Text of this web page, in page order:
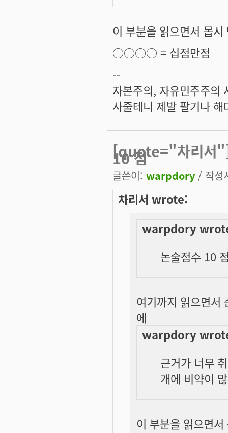
이 부분을 읽으면서 몹
○○○○ = 십점만점
--
자본주의, 자유민주주의
사줄테니 제발 팔기나
[quote="차리
10 점
글쓴이: warpdory / 작성
차리서 wrote:
warpdory
논술점수 10
여기까지 읽으면
에
warpdory
근거가 너무
개에 비약이
이 부분을 읽으면